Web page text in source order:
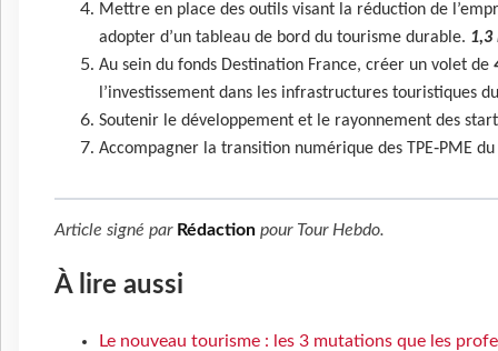
Mettre en place des outils visant la réduction de
adopter d’un tableau de bord du tourisme durable. 1,3
Au sein du fonds Destination France, créer un volet de
l’investissement dans les infrastructures touristiques
Soutenir le développement et le rayonnement des
Accompagner la transition numérique des TPE‐PME
Article signé par Rédaction pour Tour Hebdo.
À lire aussi
Le nouveau tourisme : les 3 mutations que les